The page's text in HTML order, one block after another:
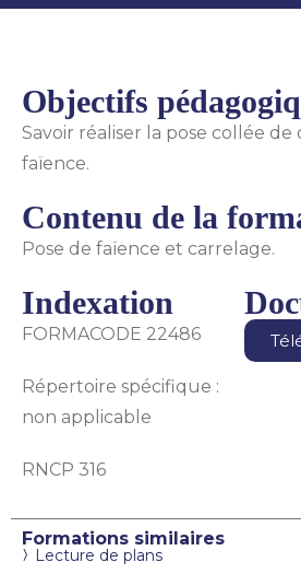
Objectifs
Savoir réaliser la pose collée de
faïence.
Contenu de la
Pose de faïence et carrelage.
Indexation
FORMACODE 22486
Répertoire spécifique :
non applicable
RNCP 316
Formations similaires
Lecture de plans